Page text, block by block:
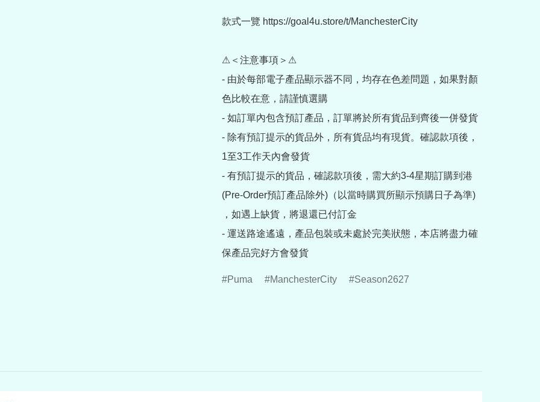
款式一覽 https://goal4u.store/t/ManchesterCity
⚠＜注意事項＞⚠
- 由於每部電子產品顯示器不同，均存在色差問題，如果對顏
色比較在意，請謹慎選購
- 如訂單內包含預訂產品，訂單將於所有貨品到齊後一併發貨
- 除有預訂提示的貨品外，所有貨品均有現貨。確認款項後，
1至3工作天內會發貨
- 有預訂提示的貨品，確認款項後，需大約3-4星期訂購到港
(Pre-Order預訂產品除外)（以當時購買所顯示預購日子為準)
，如遇上缺貨，將退還已付訂金
- 運送路途遙遠，產品包裝或未處於完美狀態，本店將盡力確
保產品完好方會發貨
Puma ManchesterCity Season2627